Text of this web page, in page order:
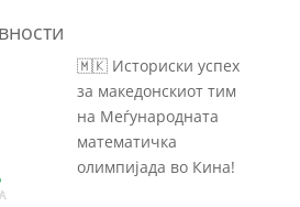
🇲🇰 Историски успех
за македонскиот тим
на Меѓународната
математичка
олимпијада во Кина!